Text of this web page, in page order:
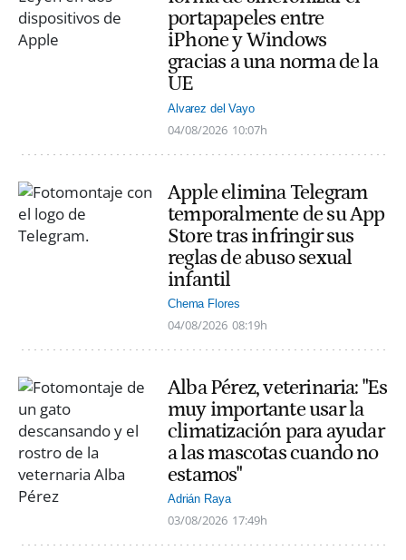
portapapeles entre
iPhone y Windows
gracias a una norma de la
UE
Alvarez del Vayo
04/08/2026 10:07h
Apple elimina Telegram
temporalmente de su App
Store tras infringir sus
reglas de abuso sexual
infantil
Chema Flores
04/08/2026 08:19h
Alba Pérez, veterinaria: "Es
muy importante usar la
climatización para ayudar
a las mascotas cuando no
estamos"
Adrián Raya
03/08/2026 17:49h